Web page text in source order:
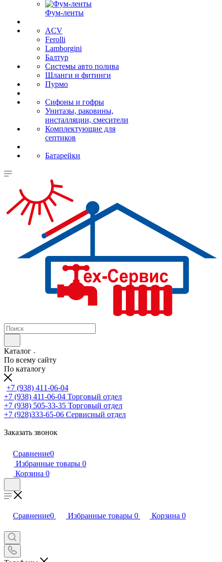
Фум-ленты
ACV
Ferolli
Lamborgini
Балтур
Системы авто полива
Шланги и фитинги
Пурмо
Сифоны и гофры
Унитазы, раковины,
инсталляции, смесители
Комплектующие для
септиков
Батарейки
Каталог
По всему сайту
По каталогу
+7 (938) 411-06-04
+7 (938) 411-06-04 Торговый отдел
+7 (938) 505-33-35 Торговый отдел
+7 (928)333-65-06 Сервисный отдел
Заказать звонок
Сравнение0
Избранные товары 0
Корзина 0
Сравнение0 Избранные товары 0 Корзина 0